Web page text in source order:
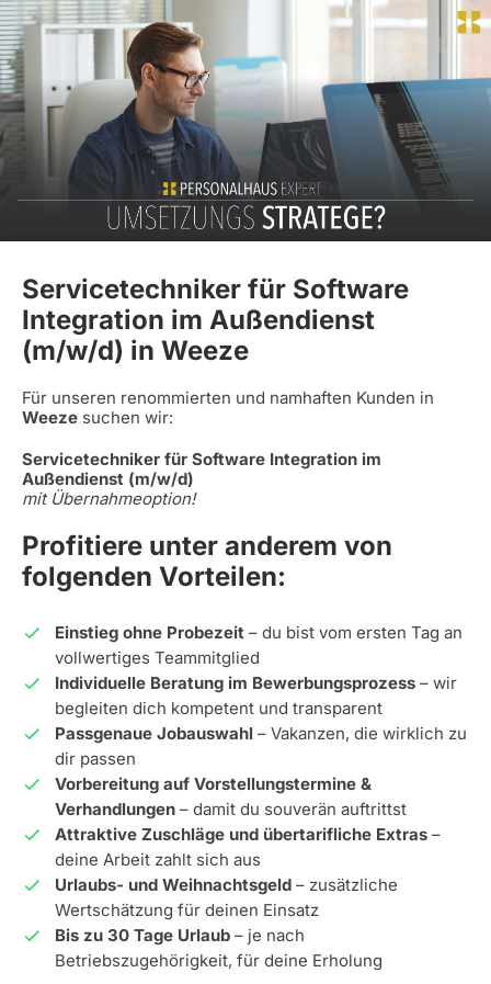
Servicetechniker für Software
Integration im Außendienst
(m/w/d) in Weeze
Für unseren renommierten und namhaften Kunden in
Weeze suchen wir:
Servicetechniker für Software Integration im
Außendienst (m/w/d)
mit Übernahmeoption!
Profitiere unter anderem von
folgenden Vorteilen:
Einstieg ohne Probezeit – du bist vom ersten Tag an
vollwertiges Teammitglied
Individuelle Beratung im Bewerbungsprozess – wir
begleiten dich kompetent und transparent
Passgenaue Jobauswahl – Vakanzen, die wirklich zu
dir passen
Vorbereitung auf Vorstellungstermine &
Verhandlungen – damit du souverän auftrittst
Attraktive Zuschläge und übertarifliche Extras –
deine Arbeit zahlt sich aus
Urlaubs- und Weihnachtsgeld – zusätzliche
Wertschätzung für deinen Einsatz
Bis zu 30 Tage Urlaub – je nach
Betriebszugehörigkeit, für deine Erholung